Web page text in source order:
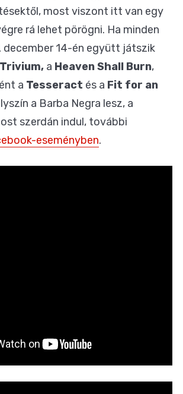
most viszont itt van egy
rá lehet pörögni. Ha minden
december 14-én együtt játszik
Trivium, a Heaven Shall Burn,
a Tesseract és a Fit for an
a Barba Negra lesz, a
szerdán indul, további
eseményben.